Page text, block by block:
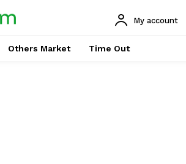
My account
Others Market Time Out